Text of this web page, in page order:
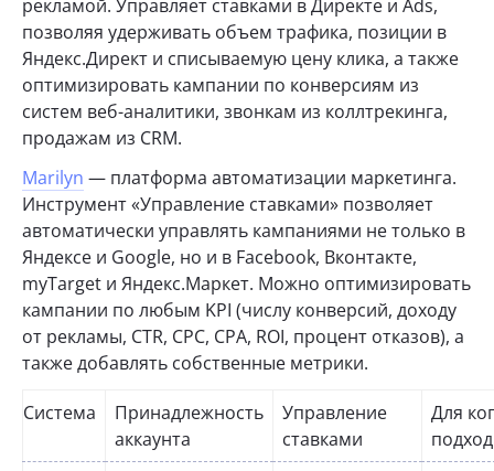
рекламой. Управляет ставками в Директе и Ads,
позволяя удерживать объем трафика, позиции в
Яндекс.Директ и списываемую цену клика, а также
оптимизировать кампании по конверсиям из
систем веб-аналитики, звонкам из коллтрекинга,
продажам из CRM.
Marilyn — платформа автоматизации маркетинга.
Инструмент «Управление ставками» позволяет
автоматически управлять кампаниями не только в
Яндексе и Google, но и в Facebook, Вконтакте,
myTarget и Яндекс.Маркет. Можно оптимизировать
кампании по любым KPI (числу конверсий, доходу
от рекламы, CTR, CPC, CPA, ROI, процент отказов), а
также добавлять собственные метрики.
Система
Принадлежность
аккаунта
Управление
ставками
Для